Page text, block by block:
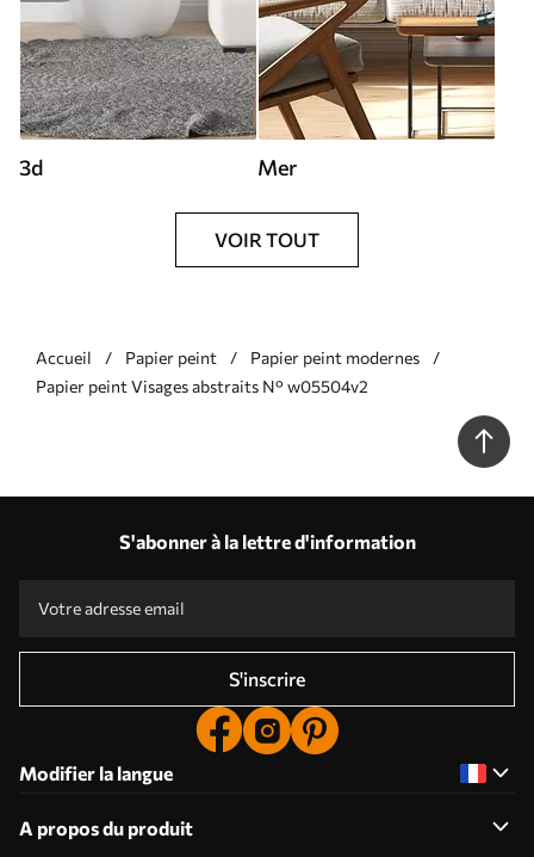
3d Mer
VOIR TOUT
Accueil Papier peint
Papier peint modernes
Papier peint Visages abstraits N° w05504v2
S'abonner à la lettre d'information
S'inscrire
Modifier la langue
A propos du produit